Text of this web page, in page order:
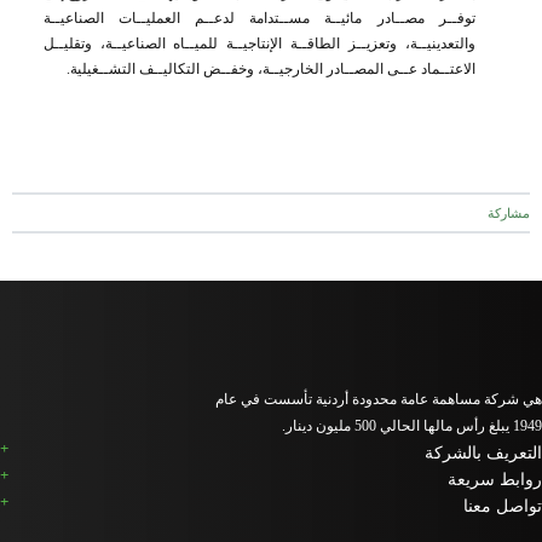
توفــر مصــادر مائيــة مســتدامة لدعــم العمليــات الصناعيــة
والتعدينيــة، وتعزيــز الطاقــة الإنتاجيــة للميــاه الصناعيــة، وتقليــل
الاعتــماد عــى المصــادر الخارجيــة، وخفــض التكاليــف التشــغيلية.
مشاركة
هي شركة مساهمة عامة محدودة أردنية تأسست في عام
1949 يبلغ رأس مالها الحالي 500 مليون دينار.
التعريف بالشركة
روابط سريعة
تواصل معنا